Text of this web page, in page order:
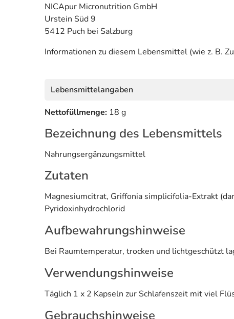
NICApur Micronutrition GmbH
Urstein Süd 9
5412 Puch bei Salzburg
Informationen zu diesem Lebensmittel (wie z. B.
Lebensmittelangaben
Nettofüllmenge: 18 g
Bezeichnung des Lebensmittels
Nahrungsergänzungsmittel
Zutaten
Magnesiumcitrat, Griffonia simplicifolia-Extrakt
Pyridoxinhydrochlorid
Aufbewahrungshinweise
Bei Raumtemperatur, trocken und lichtgeschützt
Verwendungshinweise
Täglich 1 x 2 Kapseln zur Schlafenszeit mit viel
Gebrauchshinweise